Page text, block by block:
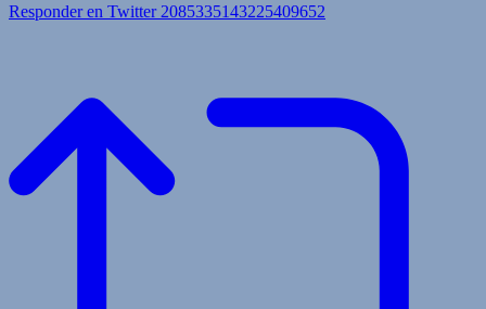
Responder en Twitter 2085335143225409652